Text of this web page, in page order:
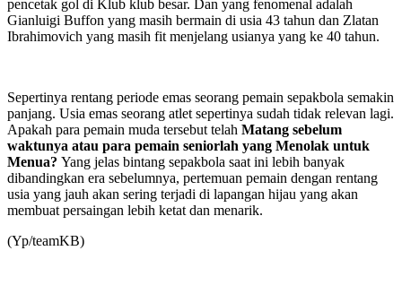
pencetak gol di Klub klub besar. Dan yang fenomenal adalah
Gianluigi Buffon yang masih bermain di usia 43 tahun dan Zlatan
Ibrahimovich yang masih fit menjelang usianya yang ke 40 tahun.
Sepertinya rentang periode emas seorang pemain sepakbola semakin
panjang. Usia emas seorang atlet sepertinya sudah tidak relevan lagi.
Apakah para pemain muda tersebut telah Matang sebelum
waktunya atau para pemain seniorlah yang Menolak untuk
Menua? Yang jelas bintang sepakbola saat ini lebih banyak
dibandingkan era sebelumnya, pertemuan pemain dengan rentang
usia yang jauh akan sering terjadi di lapangan hijau yang akan
membuat persaingan lebih ketat dan menarik.
(Yp/teamKB)